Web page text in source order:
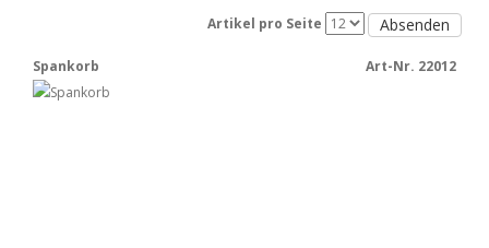
Artikel pro Seite
Absenden
Spankorb Art-Nr. 22012